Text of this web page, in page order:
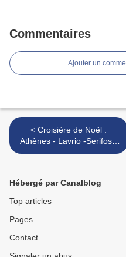
Commentaires
Ajouter un
< Croisière de Noël :
Athènes - Lavrio -Serifos -
Santorin - Mykonos - Cap
journée.
Hébergé par Canalblog
Top articles
Pages
Contact